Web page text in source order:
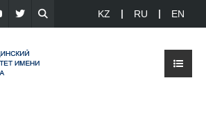
KZ RU EN